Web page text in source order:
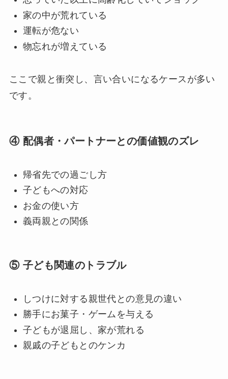
家の中が荒れている
運転が危ない
物忘れが増えている
ここで親と衝突し、言い合いになるケースが多い
です。
④ 配偶者・パートナーとの価値観のズレ
帰省先での過ごし方
子どもへの対応
お金の使い方
義両親との関係
⑤ 子ども関連のトラブル
しつけに対する親世代との意見の違い
勝手にお菓子・ゲームを与える
子どもが退屈し、家が荒れる
親戚の子どもとのケンカ